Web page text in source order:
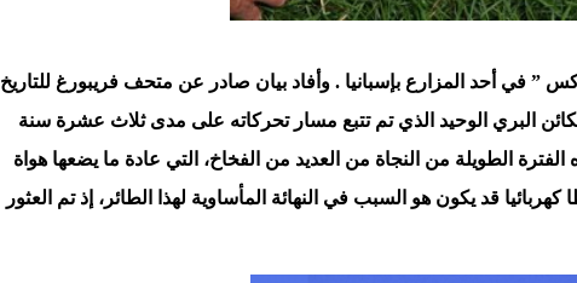
” في أحد المزارع بإسبانيا . وأفاد بيان صادر عن متحف فريبورغ للتاريخ
البري الوحيد الذي تم تتبع مسار تحركاته على مدى ثلاث عشرة سنة
الطويلة من النجاة من العديد من الفخاخ، التي عادة ما يضعها هواة
قد يكون هو السبب في النهائة المأساوية لهذا الطائر، إذ تم العثور